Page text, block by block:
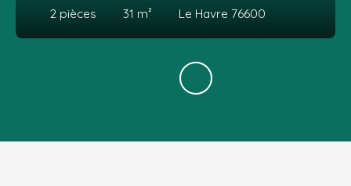
2 pièces 31 m² Le Havre 76600